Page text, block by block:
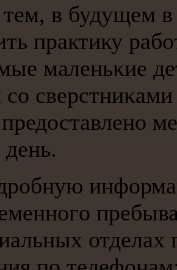
в будущем в
практику
маленьκие
отделах